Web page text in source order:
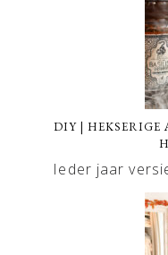
DIY | HEKSERIGE
Ieder jaar